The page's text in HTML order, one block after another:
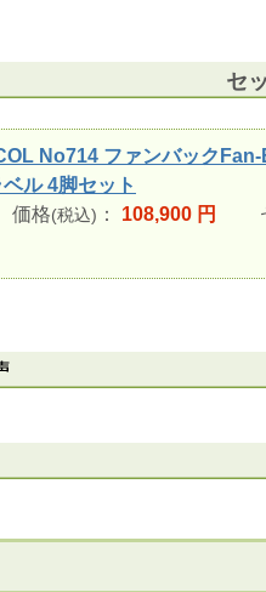
セ
No714 ファンバック
ル 4脚セット
価格(税込) ： 108,900 円